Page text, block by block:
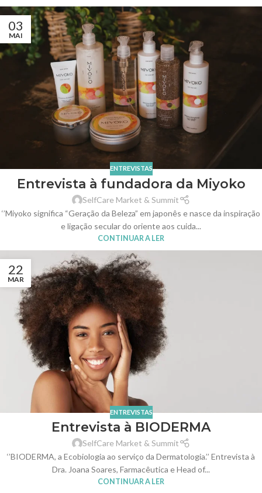
03
MAI
ENTREVISTAS
Entrevista à fundadora da Miyoko
SelfCare Market & Summit
‘’Miyoko significa “Geração da Beleza” em japonês e nasce da inspiração
e ligação secular do oriente aos cuida...
CONTINUAR A LER
22
MAR
ENTREVISTAS
Entrevista à BIODERMA
SelfCare Market & Summit
‘’BIODERMA, a Ecobiologia ao serviço da Dermatologia.’’ Entrevista à
Dra. Joana Soares, Farmacêutica e Head of...
CONTINUAR A LER